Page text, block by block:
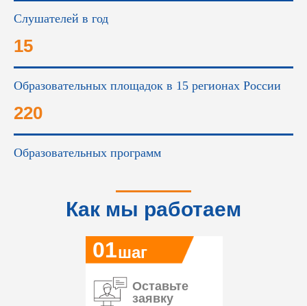
Слушателей в год
15
Образовательных площадок в 15 регионах России
220
Образовательных программ
Как мы работаем
01
Оставьте
заявку
шаг